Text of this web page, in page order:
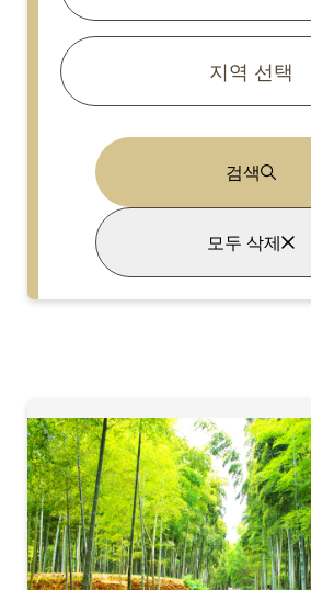
지역 선택
검색
모두 삭제